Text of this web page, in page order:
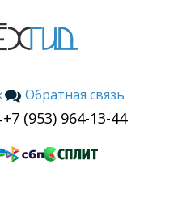
Обратная связь
+7 (953) 964-13-44